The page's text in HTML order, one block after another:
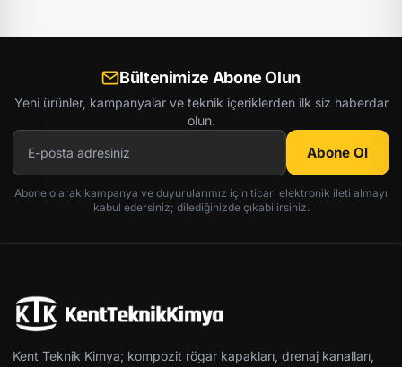
Bültenimize Abone Olun
Yeni ürünler, kampanyalar ve teknik içeriklerden ilk siz haberdar
olun.
Abone Ol
Abone olarak kampanya ve duyurularımız için ticari elektronik ileti almayı
kabul edersiniz; dilediğinizde çıkabilirsiniz.
Kent Teknik Kimya; kompozit rögar kapakları, drenaj kanalları,